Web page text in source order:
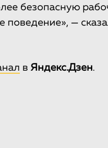
безопасную
поведение», —
в Яндекс.Дзен.